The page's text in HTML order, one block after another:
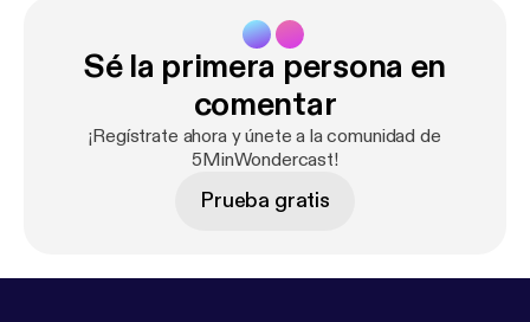
Sé la primera persona en
comentar
¡Regístrate ahora y únete a la comunidad de
5MinWondercast!
Prueba gratis